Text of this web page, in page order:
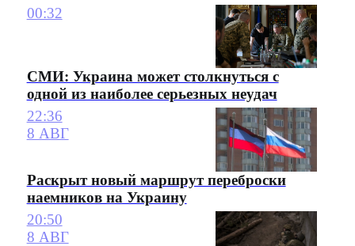
00:32
СМИ: Украина может столкнуться с
одной из наиболее серьезных неудач
22:36
8 АВГ
Раскрыт новый маршрут переброски
наемников на Украину
20:50
8 АВГ